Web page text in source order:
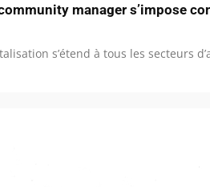
manager s’impose
s’étend à tous les secteurs